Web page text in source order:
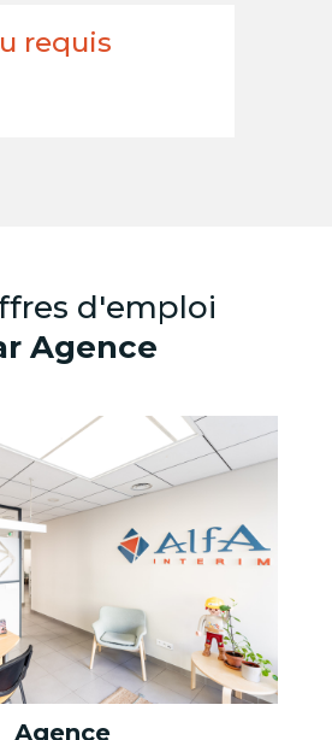
requis
d'emploi
Agence
Agence